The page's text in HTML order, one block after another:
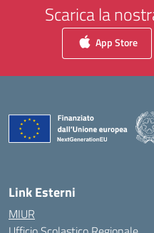
Scarica la
App Store
Link Esterni
MIUR